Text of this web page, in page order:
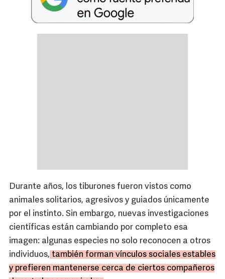
Durante años, los tiburones fueron vistos como
animales solitarios, agresivos y guiados únicamente
por el instinto. Sin embargo, nuevas investigaciones
científicas están cambiando por completo esa
imagen: algunas especies no solo reconocen a otros
individuos, también forman vínculos sociales estables
y prefieren mantenerse cerca de ciertos compañeros